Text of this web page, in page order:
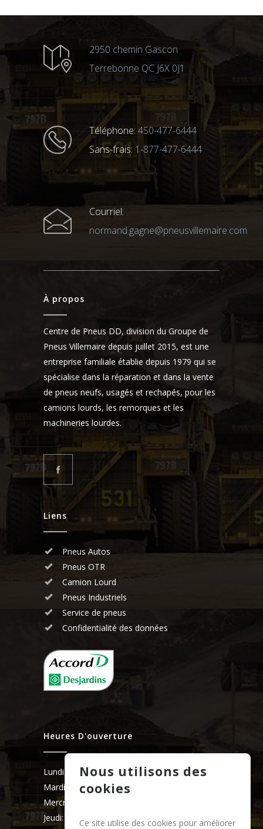
2950 chemin Gascon
Terrebonne QC J6X 0J1
Téléphone: 450-477-6444
Sans-frais: 1-877-477-6444
Courriel:
normand.gagne@pneusvillemaire.com
À propos
Centre de Pneus DD, division du Groupe de
Pneus Villemaire depuis juillet 2015, est une
entreprise familiale établie depuis 1979 qui se
spécialise dans la réparation et dans la vente
de pneus neufs, usagés et rechapés, pour les
camions lourds, les remorques et les
machineries lourdes.
Liens
Pneus Autos
Pneus OTR
Camion Lourd
Pneus Industriels
Service de pneus
Confidentialité des données
Heures D'ouverture
Lundi:
7:30 - 17h00
Mardi:
7:30 - 17h00
Mercredi:
Jeudi:
7:30 - 17h00
Nous utilisons des
cookies
Ce site utilise des cookies pour améliorer